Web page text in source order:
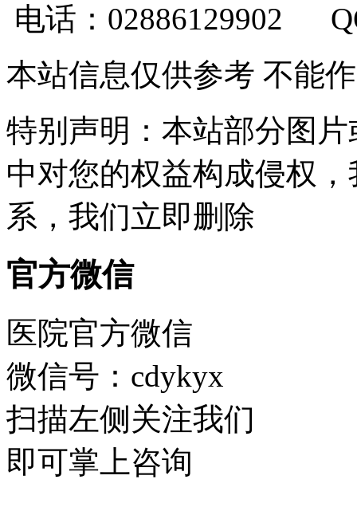
电话：02886129902
本站信息仅供参考 不能
特别声明：本站部分图
中对您的权益构成侵权
系，我们立即删除
官方微信
医院官方微信
微信号：cdykyx
扫描左侧关注我们
即可掌上咨询